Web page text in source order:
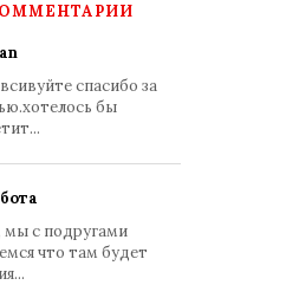
спасибо за
бы
мы с подругами
что там будет